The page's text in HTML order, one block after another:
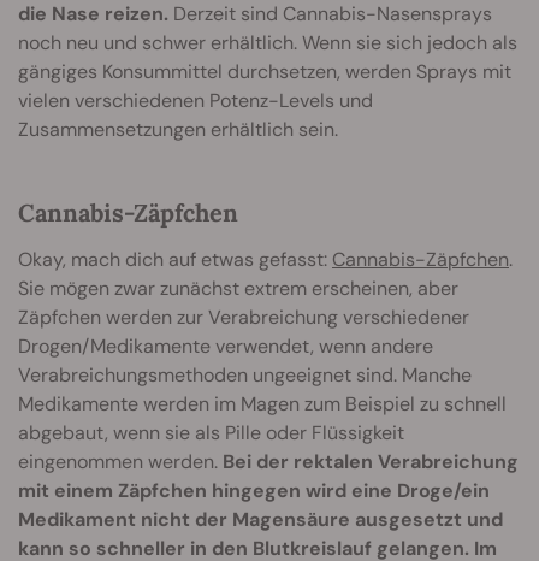
die Nase reizen. Derzeit sind Cannabis-Nasensprays
noch neu und schwer erhältlich. Wenn sie sich jedoch als
gängiges Konsummittel durchsetzen, werden Sprays mit
vielen verschiedenen Potenz-Levels und
Zusammensetzungen erhältlich sein.
Cannabis-Zäpfchen
Okay, mach dich auf etwas gefasst: Cannabis-Zäpfchen.
Sie mögen zwar zunächst extrem erscheinen, aber
Zäpfchen werden zur Verabreichung verschiedener
Drogen/Medikamente verwendet, wenn andere
Verabreichungsmethoden ungeeignet sind. Manche
Medikamente werden im Magen zum Beispiel zu schnell
abgebaut, wenn sie als Pille oder Flüssigkeit
eingenommen werden. Bei der rektalen Verabreichung
mit einem Zäpfchen hingegen wird eine Droge/ein
Medikament nicht der Magensäure ausgesetzt und
kann so schneller in den Blutkreislauf gelangen. Im